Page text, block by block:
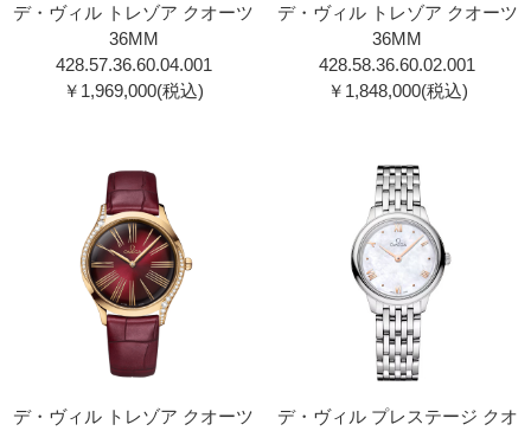
デ・ヴィル トレゾア クオーツ
36MM
428.57.36.60.04.001
￥1,969,000(税込)
デ・ヴィル トレゾア クオーツ
36MM
428.58.36.60.02.001
￥1,848,000(税込)
デ・ヴィル トレゾア クオーツ
デ・ヴィル プレステージ クオ